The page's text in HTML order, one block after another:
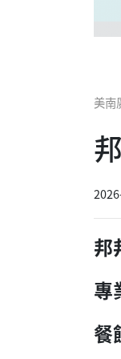
美南
邦
專
餐